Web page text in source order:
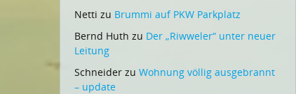
Netti zu Brummi auf PKW Parkplatz
Bernd Huth zu Der „Riwweler“ unter neuer
Leitung
Schneider zuWohnung völlig ausgebrannt
– update